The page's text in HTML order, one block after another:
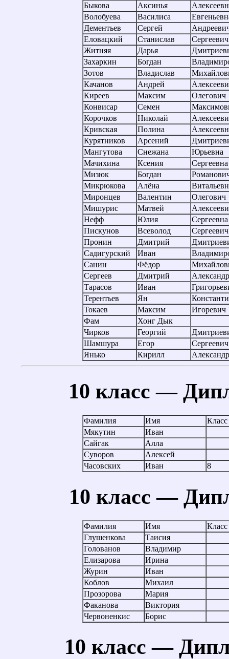
Быкова
Аксинья
Волобуева
Василиса
Дементьев
Сергей
Еловацкий
Станислав
Сергеевич
Житняя
Дарья
Захаркин
Богдан
Зотов
Владислав
Качанов
Андрей
Киреев
Максим
Олегович
Конвисар
Семен
Корочков
Николай
Кривская
Полина
Курятников
Арсений
Мангутова
Снежана
Юрьевна
Мачихина
Ксения
Сергеевна
Мизюк
Богдан
Микрюкова
Алёна
Миронцев
Валентин
Олегович
Мишурис
Матвей
Нефф
Юлия
Сергеевна
Пискунов
Всеволод
Сергеевич
Пронин
Дмитрий
Садигурский
Иван
Санин
Фёдор
Сергеев
Дмитрий
Тарасов
Иван
Терентьев
Ян
Токаев
Максим
Игоревич
Фам
Хонг Дык
Чирков
Георгий
Шамшура
Егор
Сергеевич
Янько
Кирилл
10 класс —
Фамилия Имя
Класс
Мякутин
Иван
Сайгак
Алла
Суворов
Алексей
Часовских
Иван 8
10 класс —
Фамилия Имя
Класс
Глушенкова
Таисия
Голованов
Владимир
Елизарова
Ирина
Журин
Иван
Коблов
Михаил
Прозорова
Мария
Факанова
Виктория
Червоненкис
Борис
10 класс —